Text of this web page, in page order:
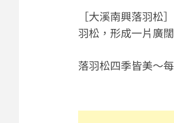
［大溪南興落羽松
羽松，形成一片廣
落羽松四季皆美～